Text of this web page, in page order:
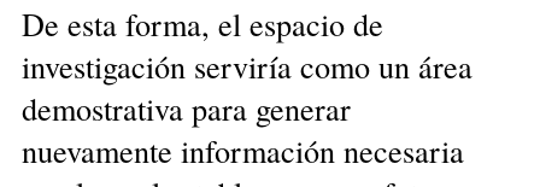
De esta forma, el espacio de
investigación serviría como un área
demostrativa para generar
nuevamente información necesaria